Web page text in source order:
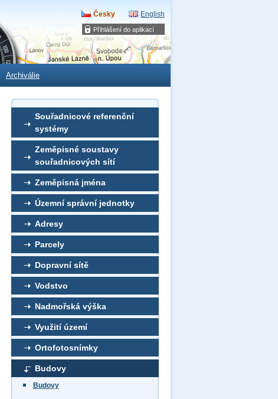
Přihlášení do aplikací
Česky English
Archiválie
Souřadnicové referenční
systémy
Zeměpisné soustavy
souřadnicových sítí
Zeměpisná jména
Územní správní jednotky
Adresy
Parcely
Dopravní sítě
Vodstvo
Nadmořská výška
Využití území
Ortofotosnímky
Budovy
Budovy